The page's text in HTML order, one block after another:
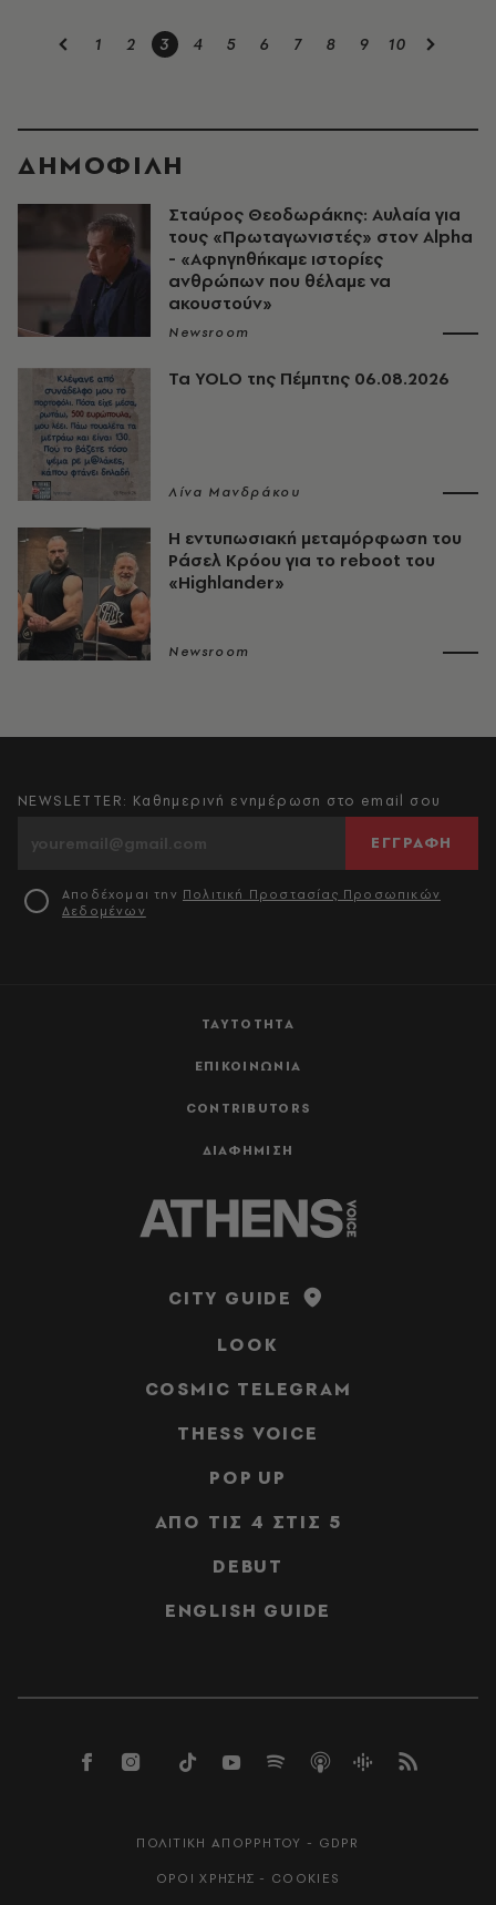
1 2 3 4 5 6 7 8 9 10
ΔΗΜΟΦΙΛΗ
Σταύρος Θεοδωράκης: Αυλαία για
τους «Πρωταγωνιστές» στον Alpha
- «Αφηγηθήκαμε ιστορίες
ανθρώπων που θέλαμε να
ακουστούν»
Newsroom
Τα YOLO της Πέμπτης 06.08.2026
Λίνα Μανδράκου
Η εντυπωσιακή μεταμόρφωση του
Ράσελ Κρόου για το reboot του
«Highlander»
Newsroom
ΤΑΥΤΟΤΗΤΑ
ΕΠΙΚΟΙΝΩΝΙΑ
CONTRIBUTORS
ΔΙΑΦΗΜΙΣΗ
NEWSLETTER: Καθημερινή ενημέρωση στο email σου
ΕΓΓΡΑΦΗ
Αποδέχομαι την Πολιτική Προστασίας Προσωπικών
Δεδομένων
CITY GUIDE
LOOK
COSMIC TELEGRAM
THESS VOICE
POP UP
ΑΠΟ ΤΙΣ 4 ΣΤΙΣ 5
DEBUT
ENGLISH GUIDE
ΠΟΛΙΤΙΚΗ ΑΠΟΡΡΗΤΟΥ - GDPR
ΟΡΟΙ ΧΡΗΣΗΣ - COOKIES